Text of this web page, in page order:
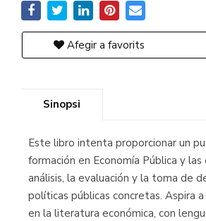
Afegir a favorits
Sinopsi
Este libro intenta proporcionar un
formación en Economía Pública y
análisis, la evaluación y la toma de
políticas públicas concretas. Aspira a
en la literatura económica, con